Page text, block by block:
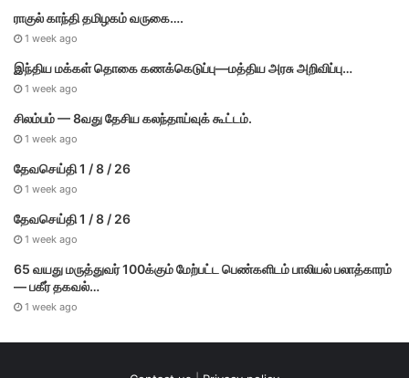
ராகுல் காந்தி தமிழகம் வருகை….
1 week ago
இந்திய மக்கள் தொகை கணக்கெடுப்பு—மத்திய அரசு அறிவிப்பு…
1 week ago
சிலம்பம் — 8வது தேசிய கலந்தாய்வுக் கூட்டம்.
1 week ago
தேவசெய்தி 1 / 8 / 26
1 week ago
தேவசெய்தி 1 / 8 / 26
1 week ago
65 வயது மருத்துவர் 100க்கும் மேற்பட்ட பெண்களிடம் பாலியல் பலாத்காரம்
— பகீர் தகவல்…
1 week ago